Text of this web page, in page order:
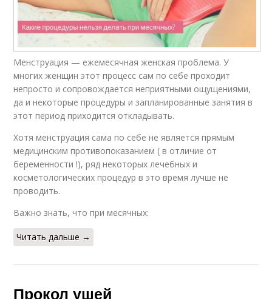
Менструация — ежемесячная женская проблема. У
многих женщин этот процесс сам по себе проходит
непросто и сопровождается неприятными ощущениями,
да и некоторые процедуры и запланированные занятия в
этот период приходится откладывать.
Хотя менструация сама по себе не является прямым
медицинским противопоказанием ( в отличие от
беременности !), ряд некоторых лечебных и
косметологических процедур в это время лучше не
проводить.
Важно знать, что при месячных:
Читать дальше →
Прокол ушей